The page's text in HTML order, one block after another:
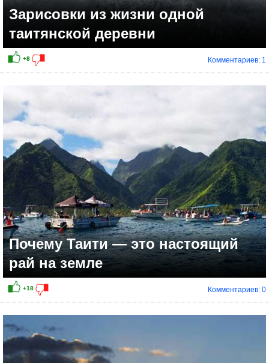
+15
Зарисовки из жизни одной
таитянской деревни
Комментариев: 1
Почему Таити — это настоящий
рай на земле
Комментариев: 0